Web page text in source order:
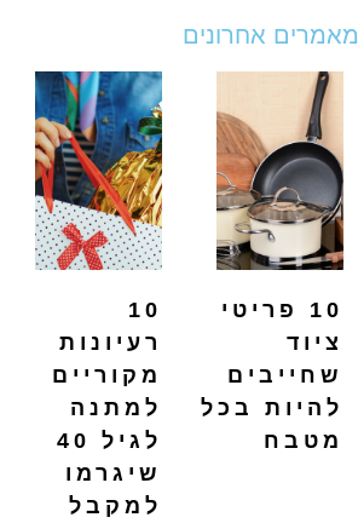
מאמרים אחרונים
10 פריטי
ציוד
שחייבים
להיות בכל
מטבח
10
רעיונות
מקוריים
למתנה
לגיל 40
שיגרמו
למקבל